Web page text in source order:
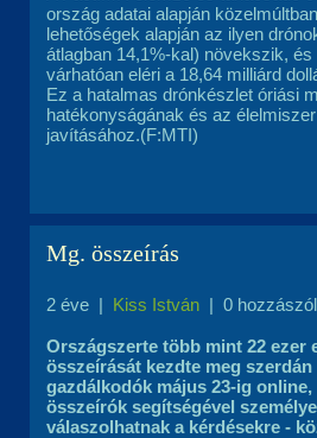
ország adatai alapján
lehetőségek alapján az ilyen
átlagban 14,1%-kal) növekszik,
várhatóan eléri a 18,64 milliárd
Ez a hatalmas drónkészlet óriási
hatékonyságának és az
javításához.(F:MTI)
Mg. összeírás
2 éve | Kiss István | 0
Országszerte több mint 22 ezer
összeírását kezdte meg
gazdálkodók május 23-ig
összeírók segítségével
válaszolhatnak a kérdésekre -